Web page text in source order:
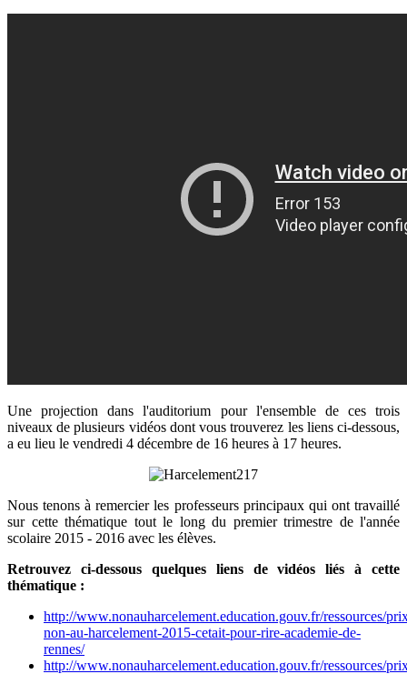
Une projection dans l'auditorium pour l'ensemble de ces trois
niveaux de plusieurs vidéos dont vous trouverez les liens ci-dessous,
a eu lieu le vendredi 4 décembre de 16 heures à 17 heures.
Nous tenons à remercier les professeurs principaux qui ont travaillé
sur cette thématique tout le long du premier trimestre de l'année
scolaire 2015 - 2016 avec les élèves.
Retrouvez ci-dessous quelques liens de vidéos liés à cette
thématique :
http://www.nonauharcelement.education.gouv.fr/ressources/
non-au-harcelement-2015-cetait-pour-rire-academie-de-
rennes/
http://www.nonauharcelement.education.gouv.fr/ressources/